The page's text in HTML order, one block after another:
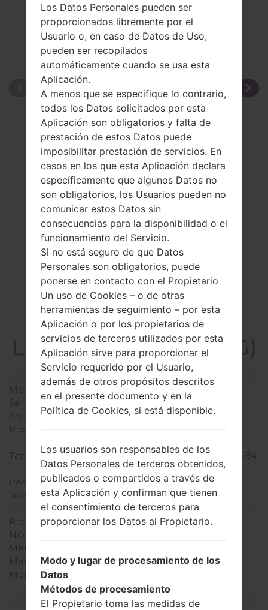
La especificación
LGGB255G(LGGB255G)
Modelo y sus características
Modelo
LGGB255G
Serie
LG Others
Anunciado
2009
Profundidad
Tamaño (dimensiones)
97.6 x 48.8 milímetros (3.84
x 1.92 pulgadas)
Peso
83 gramos (2.93 onzas)
Sistema de operación
-
Hardware
Procesador
-
Núcleos de UCP
Memoria RAM
Memoria interna
22MB
Memoria externa
(ranura dedicada)
Red y Datos
Los Datos Personales pueden ser
proporcionados libremente por el
Usuario o, en caso de Datos de Uso,
pueden ser recopilados
automáticamente cuando se usa esta
Aplicación.
A menos que se especifique lo contrario,
todos los Datos solicitados por esta
Aplicación son obligatorios y falta de
prestación de estos Datos puede
imposibilitar prestación de servicios. En
casos en los que esta Aplicación declara
específicamente que algunos Datos no
son obligatorios, los Usuarios pueden no
comunicar estos Datos sin
consecuencias para la disponibilidad o el
funcionamiento del Servicio.
Si no está seguro de que Datos
Personales son obligatorios, puede
ponerse en contacto con el Propietario
Un uso de Cookies – o de otras
herramientas de seguimiento – por esta
Aplicación o por los propietarios de
servicios de terceros utilizados por esta
Aplicación sirve para proporcionar el
Servicio requerido por el Usuario,
además de otros propósitos descritos
en el presente documento y en la
Política de Cookies, si está disponible.
Los usuarios son responsables de los
Datos Personales de terceros obtenidos,
publicados o compartidos a través de
esta Aplicación y confirman que tienen
el consentimiento de terceros para
proporcionar los Datos al Propietario.
Modo y lugar de procesamiento de los
Datos
Métodos de procesamiento
El Propietario toma las medidas de